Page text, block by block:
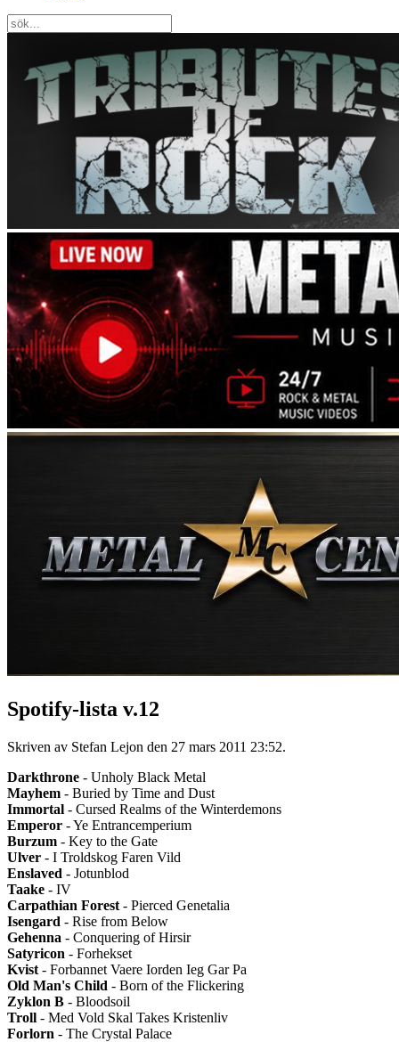
Spotify-lista v.12
Skriven av Stefan Lejon den 27 mars 2011 23:52.
Darkthrone - Unholy Black Metal
Mayhem - Buried by Time and Dust
Immortal - Cursed Realms of the Winterdemons
Emperor - Ye Entrancemperium
Burzum - Key to the Gate
Ulver - I Troldskog Faren Vild
Enslaved - Jotunblod
Taake - IV
Carpathian Forest - Pierced Genetalia
Isengard - Rise from Below
Gehenna - Conquering of Hirsir
Satyricon - Forhekset
Kvist - Forbannet Vaere Iorden Ieg Gar Pa
Old Man's Child - Born of the Flickering
Zyklon B - Bloodsoil
Troll - Med Vold Skal Takes Kristenliv
Forlorn - The Crystal Palace